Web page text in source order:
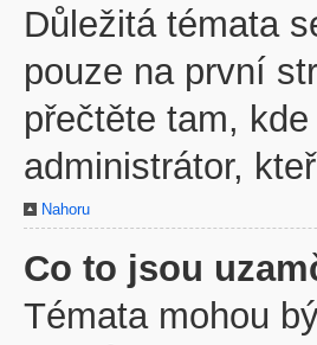
Důležitá témata
pouze na první
přečtěte tam,
administrátor,
Nahoru
Co to jsou
Témata mohou